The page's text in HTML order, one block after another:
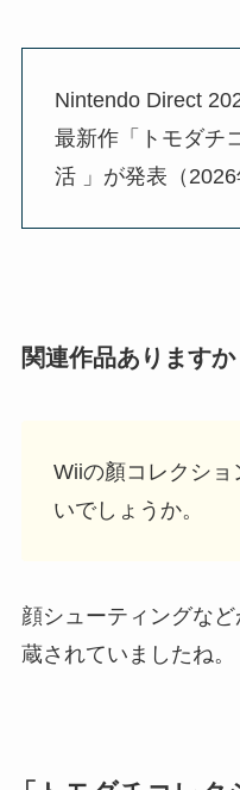
Nintendo Direct
最新作「トモダチ
活 」が発表（2026
関連作品ありますか
Wiiの顏コレクシ
いでしょうか。
顔シューティングな
蔵されていましたね。